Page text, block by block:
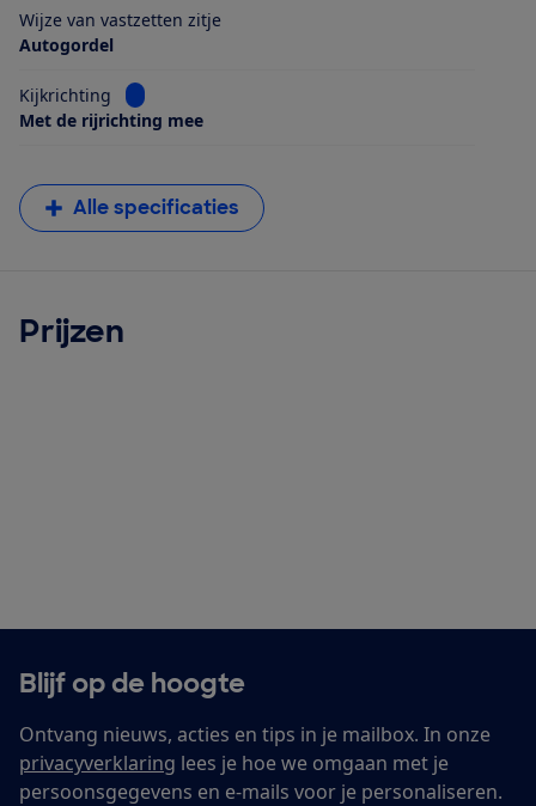
Wijze van vastzetten zitje
Autogordel
Kijkrichting
Bekijk informatie voor Kijkrichting
Met de rijrichting mee
Alle specificaties
Prijzen
Blijf op de hoogte
Ontvang nieuws, acties en tips in je mailbox. In onze
privacyverklaring lees je hoe we omgaan met je
persoonsgegevens en e-mails voor je personaliseren.